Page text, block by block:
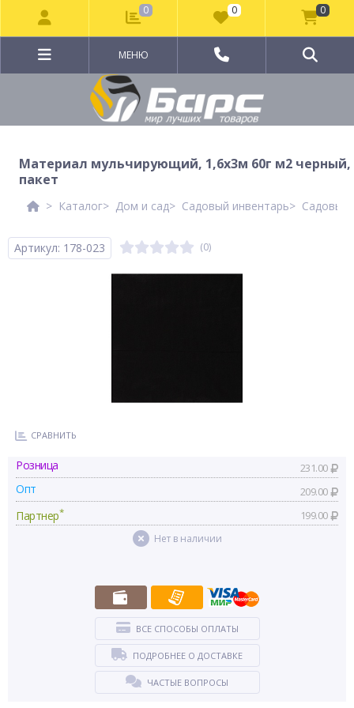
МЕНЮ
Материал мульчирующий, 1,6х3м 60г м2 черный,
пакет
Каталог Дом и сад Садовый инвентарь Садовый
Артикул: 178-023 (0)
СРАВНИТЬ
Розница 231.00
Опт 209.00
Партнер* 199.00
Нет в наличии
ВСЕ СПОСОБЫ ОПЛАТЫ
ПОДРОБНЕЕ О ДОСТАВКЕ
ЧАСТЫЕ ВОПРОСЫ
0 0 0